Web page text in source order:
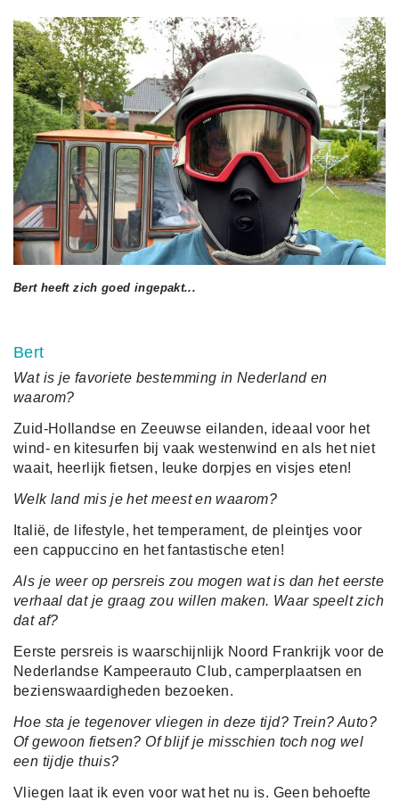
Bert heeft zich goed ingepakt...
Bert
Wat is je favoriete bestemming in Nederland en
waarom?
Zuid-Hollandse en Zeeuwse eilanden, ideaal voor het
wind- en kitesurfen bij vaak westenwind en als het niet
waait, heerlijk fietsen, leuke dorpjes en visjes eten!
Welk land mis je het meest en waarom?
Italië, de lifestyle, het temperament, de pleintjes voor
een cappuccino en het fantastische eten!
Als je weer op persreis zou mogen wat is dan het eerste
verhaal dat je graag zou willen maken. Waar speelt zich
dat af?
Eerste persreis is waarschijnlijk Noord Frankrijk voor de
Nederlandse Kampeerauto Club, camperplaatsen en
bezienswaardigheden bezoeken.
Hoe sta je tegenover vliegen in deze tijd? Trein? Auto?
Of gewoon fietsen? Of blijf je misschien toch nog wel
een tijdje thuis?
Vliegen laat ik even voor wat het nu is. Geen behoefte